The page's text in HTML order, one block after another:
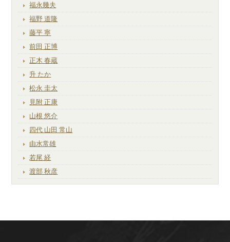
福永幾夫
福野 道隆
藤平 寧
前田 正博
正木 春蔵
升 たか
松永 圭太
見附 正康
山根 悠介
四代 山田 常山
由水常雄
若尾 経
渡部 秋彦